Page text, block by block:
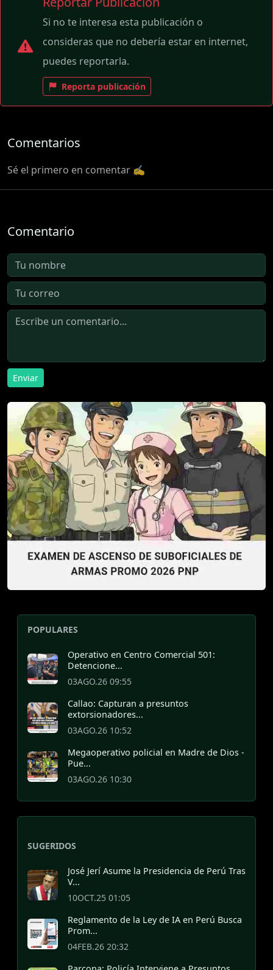
Si no te interesa esta publicación o
consideras que no debería estar en internet,
puedes reportarla.
Reporta publicación
Comentarios
Sé el primero en comentar ✍️
Comentario
Enviar
POPULARES
Operativo en Centro Comercial 501:
Detencione...
03AGO.26 09:55
Callao: Capturan a presuntos
extorsionadores...
03AGO.26 10:52
Megaoperativo policial en Madre de Dios -
Pue...
03AGO.26 10:30
SUGERIDOS
José Jerí Asume la Presidencia de Perú Tras
V...
10OCT.25 01:05
Reglamento de la Ley de IA en Perú Busca
Prom...
04FEB.26 20:32